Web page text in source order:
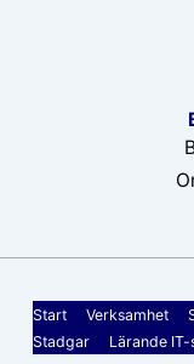
Sidfotsmeny
Start Verksamhet
Stadgar
Lärande IT-